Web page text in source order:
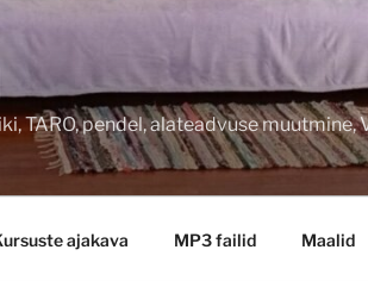
TARO, pendel, alateadvuse muutmine,
ajakava MP3 failid Maalid